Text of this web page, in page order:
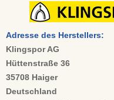
Adresse des Herstellers:
Klingspor AG
Hüttenstraße 36
35708 Haiger
Deutschland